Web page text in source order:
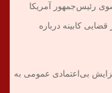
از سوی رئیس‌جمهور آمریکا
قضایی کابینه درباره
بی‌اعتمادی عمومی به